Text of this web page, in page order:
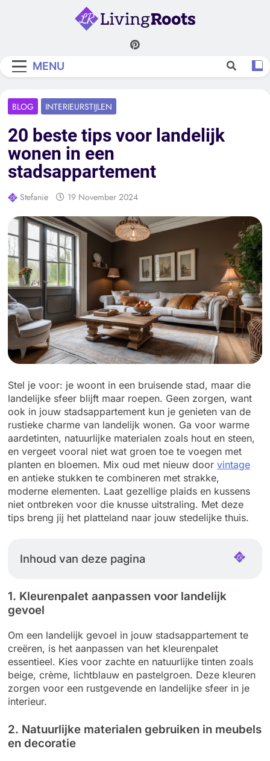
Living Roots
MENU
BLOG INTERIEURSTIJLEN
20 beste tips voor landelijk
wonen in een
stadsappartement
Stefanie 19 November 2024
Stel je voor: je woont in een bruisende stad, maar die
landelijke sfeer blijft maar roepen. Geen zorgen, want
ook in jouw stadsappartement kun je genieten van de
rustieke charme van landelijk wonen. Ga voor warme
aardetinten, natuurlijke materialen zoals hout en steen,
en vergeet vooral niet wat groen toe te voegen met
planten en bloemen. Mix oud met nieuw door vintage
en antieke stukken te combineren met strakke,
moderne elementen. Laat gezellige plaids en kussens
niet ontbreken voor die knusse uitstraling. Met deze
tips breng jij het platteland naar jouw stedelijke thuis.
Inhoud van deze pagina
1. Kleurenpalet aanpassen voor landelijk
gevoel
Om een landelijk gevoel in jouw stadsappartement te
creëren, is het aanpassen van het kleurenpalet
essentieel. Kies voor zachte en natuurlijke tinten zoals
beige, crème, lichtblauw en pastelgroen. Deze kleuren
zorgen voor een rustgevende en landelijke sfeer in je
interieur.
2. Natuurlijke materialen gebruiken in meubels
en decoratie